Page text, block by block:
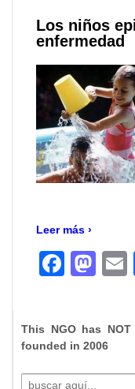
Los niños
enfermedad
Leer más ›
This NGO has
founded in 2006
Buscar